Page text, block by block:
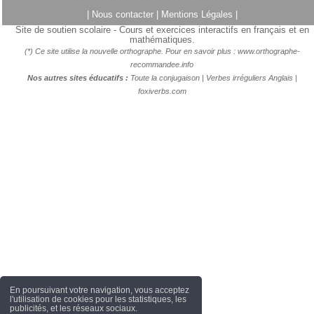
En poursuivant votre navigation, vous acceptez
l'utilisation de cookies pour les statistiques, les
publicités, et les réseaux sociaux.
Nous contacter Mentions Légales
Site de soutien scolaire - Cours et exercices interactifs en français et en
mathématiques.
(*) Ce site utilise la nouvelle orthographe. Pour en savoir plus : www.orthographe-
recommandee.info
Nos autres sites éducatifs : Toute la conjugaison| Verbes irréguliers Anglais |
foxiverbs.com